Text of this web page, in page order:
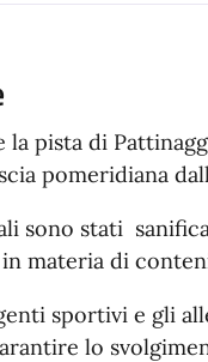
la pista di
pomeridiana
sono stati
materia di
sportivi e gli
lo